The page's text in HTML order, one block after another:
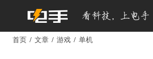
首页 文章 游戏 单机